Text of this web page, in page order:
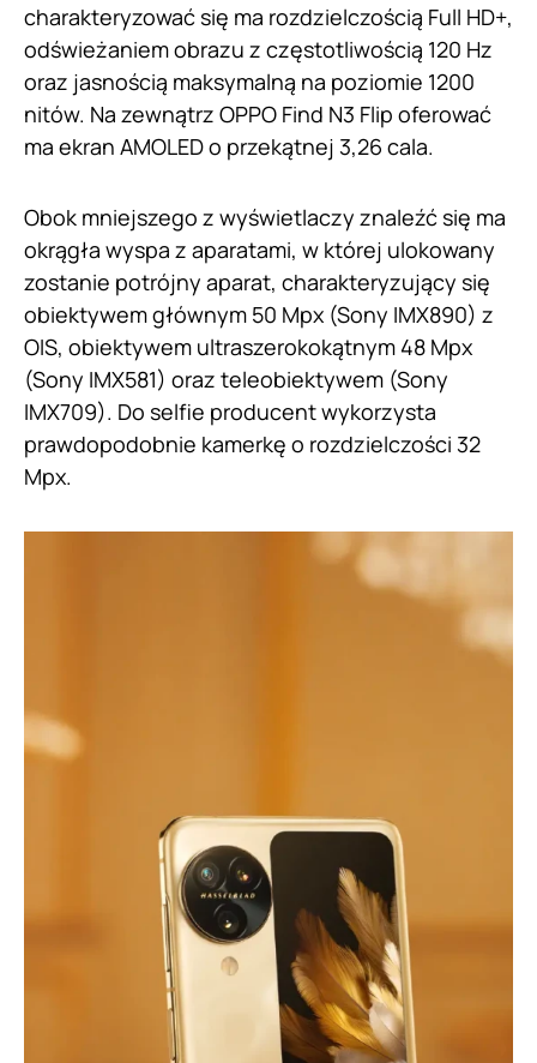
charakteryzować się ma rozdzielczością Full HD+,
odświeżaniem obrazu z częstotliwością 120 Hz
oraz jasnością maksymalną na poziomie 1200
nitów. Na zewnątrz OPPO Find N3 Flip oferować
ma ekran AMOLED o przekątnej 3,26 cala.
Obok mniejszego z wyświetlaczy znaleźć się ma
okrągła wyspa z aparatami, w której ulokowany
zostanie potrójny aparat, charakteryzujący się
obiektywem głównym 50 Mpx (Sony IMX890) z
OIS, obiektywem ultraszerokokątnym 48 Mpx
(Sony IMX581) oraz teleobiektywem (Sony
IMX709). Do selfie producent wykorzysta
prawdopodobnie kamerkę o rozdzielczości 32
Mpx.